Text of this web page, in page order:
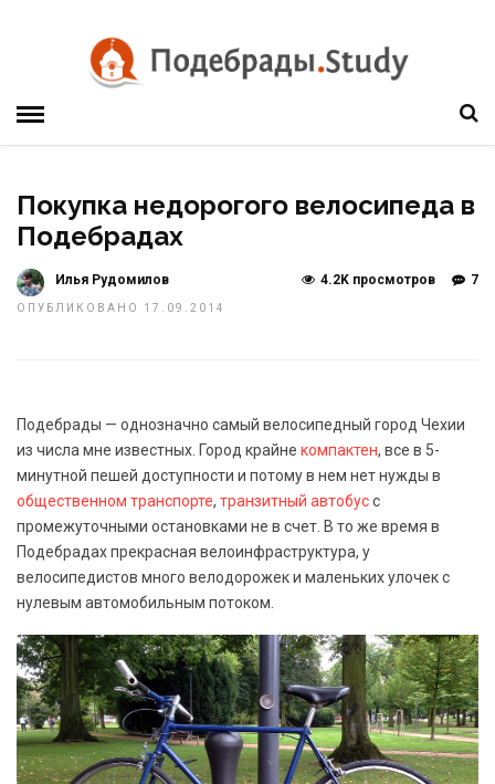
Покупка недорогого велосипеда в
Подебрадах
Илья Рудомилов
ОПУБЛИКОВАНО 17.09.2014
7
4.2K просмотров
Подебрады — однозначно самый велосипедный город Чехии
из числа мне известных. Город крайне компактен, все в 5-
минутной пешей доступности и потому в нем нет нужды в
общественном транспорте, транзитный автобусс
промежуточными остановками не в счет. В то же время в
Подебрадах прекрасная велоинфраструктура, у
велосипедистов много велодорожек и маленьких улочек с
нулевым автомобильным потоком.